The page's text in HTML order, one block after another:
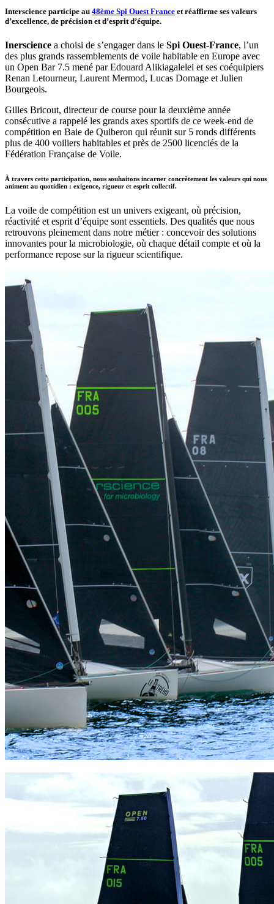
Interscience participe au 48ème Spi Ouest France et réaffirme ses valeurs
d’excellence, de précision et d’esprit d’équipe.
Inerscience a choisi de s’engager dans le Spi Ouest-France, l’un
des plus grands rassemblements de voile habitable en Europe avec
un Open Bar 7.5 mené par Edouard Alikiagalelei et ses coéquipiers
Renan Letourneur, Laurent Mermod, Lucas Domage et Julien
Bourgeois.
Gilles Bricout, directeur de course pour la deuxième année
consécutive a rappelé les grands axes sportifs de ce week-end de
compétition en Baie de Quiberon qui réunit sur 5 ronds différents
plus de 400 voiliers habitables et près de 2500 licenciés de la
Fédération Française de Voile.
À travers cette participation, nous souhaitons incarner concrètement les valeurs qui nous
animent au quotidien : exigence, rigueur et esprit collectif.
La voile de compétition est un univers exigeant, où précision,
réactivité et esprit d’équipe sont essentiels. Des qualités que nous
retrouvons pleinement dans notre métier : concevoir des solutions
innovantes pour la microbiologie, où chaque détail compte et où la
performance repose sur la rigueur scientifique.